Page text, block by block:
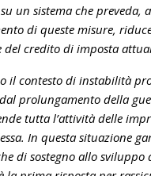
un sistema che preveda,
di queste misure,
del credito di imposta
il contesto di instabilità
prolungamento della
tutta l’attività delle
In questa situazione
di sostegno allo sviluppo